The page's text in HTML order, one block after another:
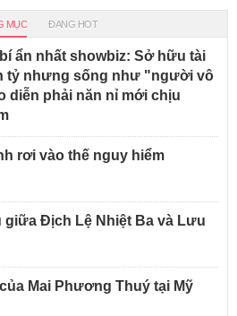
MỤC ĐANG HOT
ẩn nhất showbiz: Sở hữu tài
tỷ nhưng sống như "người vô
diễn phải năn nỉ mới chịu
rơi vào thế nguy hiểm
giữa Địch Lệ Nhiệt Ba và Lưu
Mai Phương Thuý tại Mỹ